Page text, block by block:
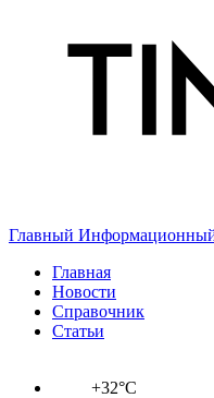
Главный
Главная
Новости
Справочник
Статьи
+32°C